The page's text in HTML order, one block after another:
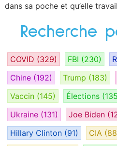
dans sa poche et qu’elle
Recherche
COVID (329) FBI (230)
Chine (192) Trump (183)
Vaccin (145) Élections
Ukraine (131) Joe Biden
Hillary Clinton (91) CIA